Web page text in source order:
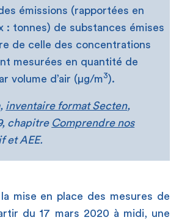
émissions (rapportées en
: tonnes) de substances émises
de celle des concentrations
mesurées en quantité de
volume d’air (µg/m3).
inventaire format Secten,
chapitre Comprendre nos
et AEE.
mise en place des mesures de
du 17 mars 2020 à midi, une